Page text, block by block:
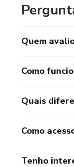
Quem
Como
Quais
Como
Tenho